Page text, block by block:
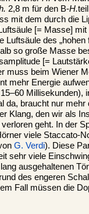
2,8 m für den B-H.
mit dem durch die
[= Masse]
Luftsäule des „hohen
so große Masse
[=
muss beim Wiener
mehr Energie
Millisekunden),
da, braucht nur
Klang, den wir als
geht. In der
viele Staccato-
G. Verdi). Diese
sehr viele
ausgehaltenen
des engeren
Fall müssen die